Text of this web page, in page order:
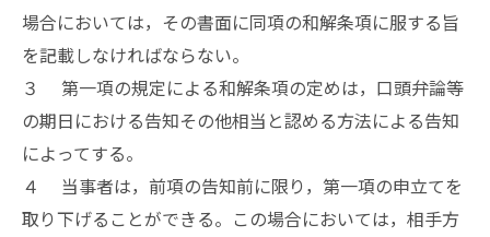
場合においては，その書面に同項の和解条項に服する旨
を記載しなければならない。
３ 第一項の規定による和解条項の定めは，口頭弁論等
の期日における告知その他相当と認める方法による告知
によってする。
４ 当事者は，前項の告知前に限り，第一項の申立てを
取り下げることができる。この場合においては，相手方